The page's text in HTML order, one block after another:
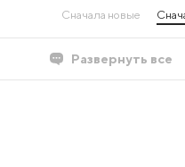
Сначала новые
Развернуть все